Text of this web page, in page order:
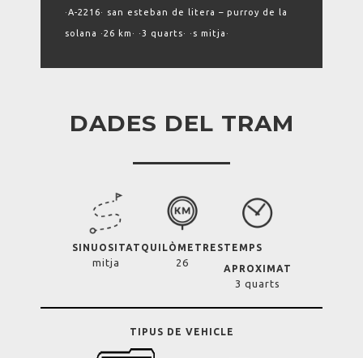
·A-2216· san esteban de litera – purroy de la
solana ·26 km· ·3 quarts· ·s mitja·
DADES DEL TRAM
SINUOSITAT
mitja
QUILÒMETRES
26
TEMPS
APROXIMAT
3 quarts
TIPUS DE VEHICLE